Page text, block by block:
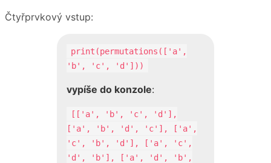
Čtyřprvkový vstup:
print(permutations(['a',
'b', 'c', 'd']))
vypíše do konzole:
[['a', 'b', 'c', 'd'],
['a', 'b', 'd', 'c'], ['a',
'c', 'b', 'd'], ['a', 'c',
'd', 'b'], ['a', 'd', 'b',